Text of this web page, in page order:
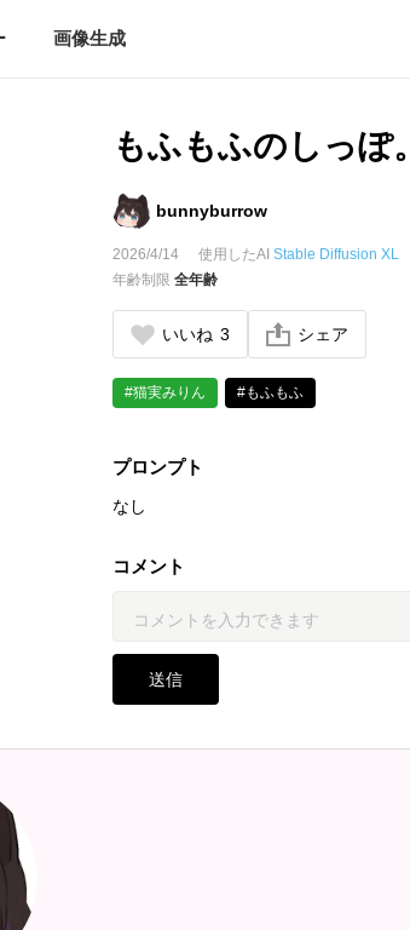
画像生成
もふもふのしっぽ。
bunnyburrow
2026/4/14 使用したAI Stable Diffusion XL
年齢制限 全年齢
いいね 3 シェア
#猫実みりん #もふもふ
プロンプト
なし
コメント
送信